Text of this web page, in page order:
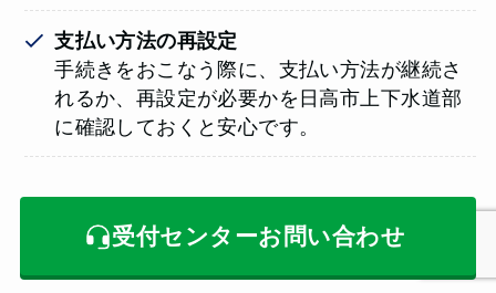
支払い方法の再設定
手続きをおこなう際に、支払い方法が継続さ
れるか、再設定が必要かを日高市上下水道部
に確認しておくと安心です。
受付センターお問い合わせ